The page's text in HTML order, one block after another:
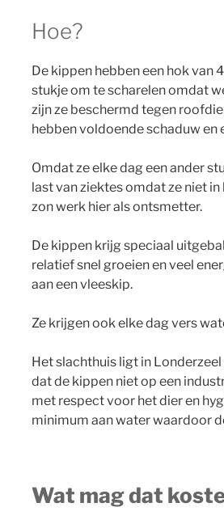
Hoe?
De kippen hebben een hok van
stukje om te scharelen omdat
zijn ze beschermd tegen
hebben voldoende schaduw en
Omdat ze elke dag een ander
last van ziektes omdat ze niet
zon werk hier als ontsmetter.
De kippen krijg speciaal
relatief snel groeien en veel
aan een vleeskip.
Ze krijgen ook elke dag vers
Het slachthuis ligt in
dat de kippen niet op een
met respect voor het dier en
minimum aan water waardoor
Wat mag dat